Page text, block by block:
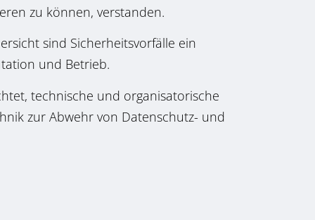
zu können, verstanden.
sind Sicherheitsvorfälle ein
und Betrieb.
technische und organisatorische
zur Abwehr von Datenschutz- und